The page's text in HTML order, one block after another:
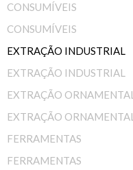
CONSUMÍVEIS
CONSUMÍVEIS
EXTRAÇÃO INDUSTRIAL
EXTRAÇÃO INDUSTRIAL
EXTRAÇÃO ORNAMENTAL
EXTRAÇÃO ORNAMENTAL
FERRAMENTAS
FERRAMENTAS